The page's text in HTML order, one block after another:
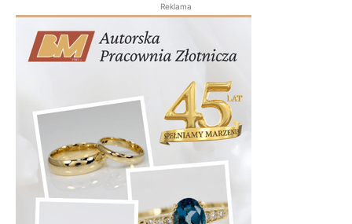
Reklama